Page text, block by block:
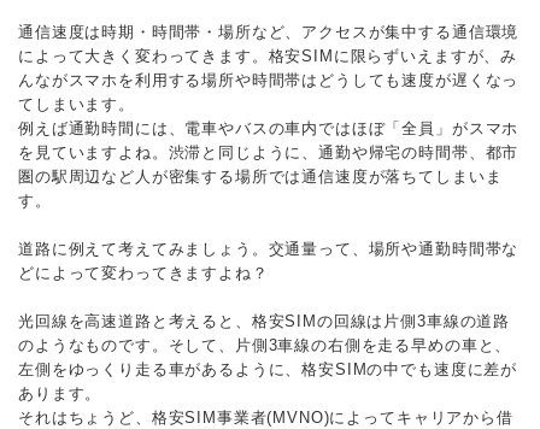
通信速度は時期・時間帯・場所など、アクセスが集中する通信環境
によって大きく変わってきます。格安SIMに限らずいえますが、み
んながスマホを利用する場所や時間帯はどうしても速度が遅くなっ
てしまいます。
例えば通勤時間には、電車やバスの車内ではほぼ「全員」がスマホ
を見ていますよね。渋滞と同じように、通勤や帰宅の時間帯、都市
圏の駅周辺など人が密集する場所では通信速度が落ちてしまいま
す。
道路に例えて考えてみましょう。交通量って、場所や通勤時間帯な
どによって変わってきますよね？
光回線を高速道路と考えると、格安SIMの回線は片側3車線の道路
のようなものです。そして、片側3車線の右側を走る早めの車と、
左側をゆっくり走る車があるように、格安SIMの中でも速度に差が
あります。
それはちょうど、格安SIM事業者(MVNO)によってキャリアから借